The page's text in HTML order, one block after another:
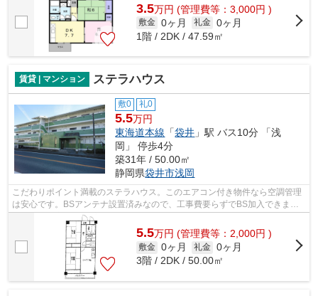
3.5万円 (管理費等：3,000円 )
敷金 0ヶ月 礼金 0ヶ月
1階 / 2DK / 47.59㎡
賃貸 | マンション ステラハウス
敷0 礼0
5.5万円
東海道本線 「袋井 」駅 バス10分 「浅
岡」 停歩4分
築31年 / 50.00㎡
静岡県袋井市浅岡
こだわりポイント満載のステラハウス。このエアコン付き物件なら空調管理
は安心です。BSアンテナ設置済みなので、工事費要らずでBS加入できま
す。現在空家となっておりますので、お早...
5.5万円 (管理費等：2,000円 )
敷金 0ヶ月 礼金 0ヶ月
3階 / 2DK / 50.00㎡